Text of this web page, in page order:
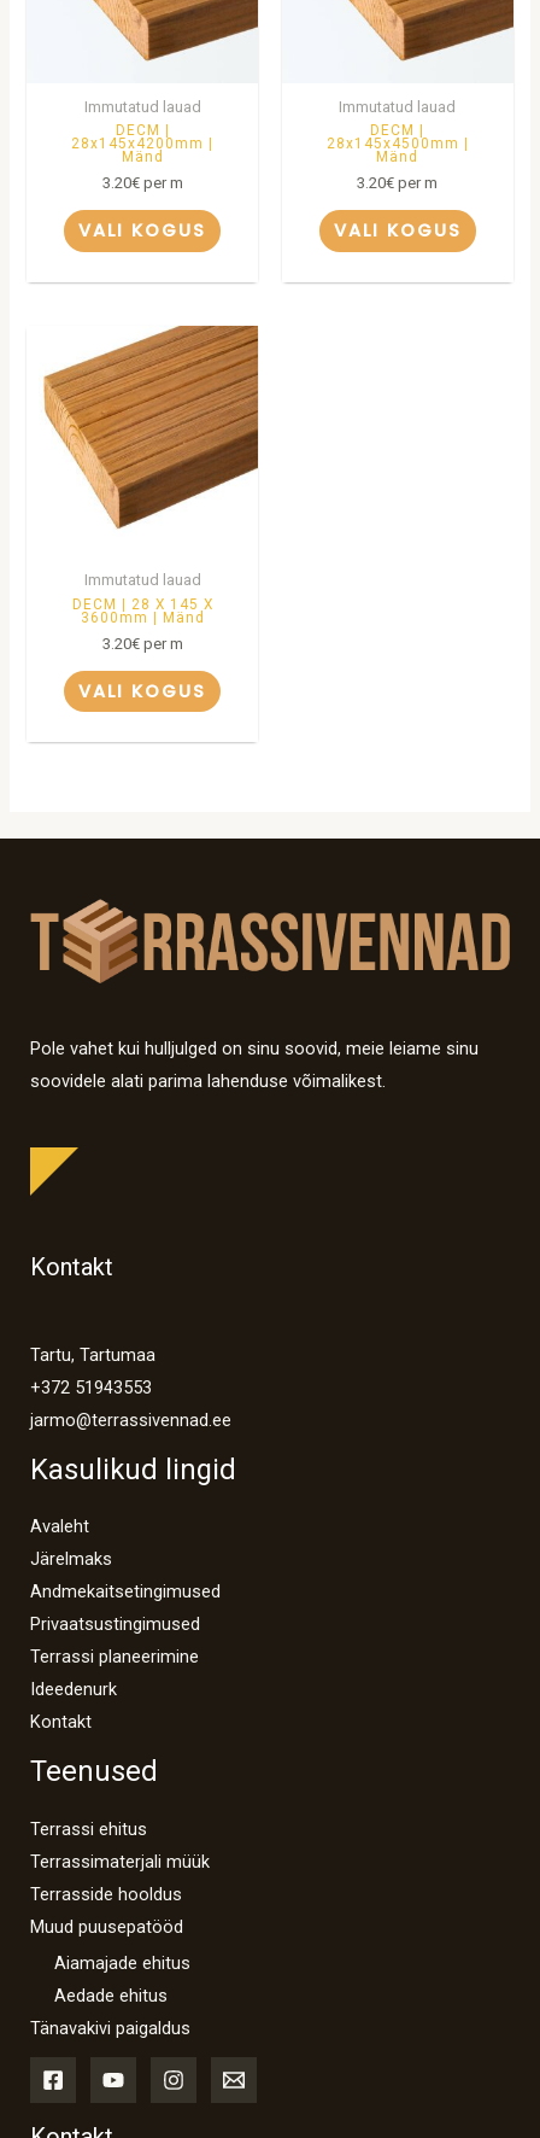
Immutatud lauad
DECM |
28x145x4200mm |
Mänd
3.20€per m
VALI KOGUS
Immutatud lauad
DECM |
28x145x4500mm |
Mänd
3.20€ per m
VALI KOGUS
Immutatud lauad
DECM | 28 X 145 X
3600mm | Mänd
3.20€per m
VALI KOGUS
Pole vahet kui hulljulged on sinu soovid, meie leiame sinu
soovidele alati parima lahenduse võimalikest.
Kontakt
Tartu, Tartumaa
+372 51943553
jarmo@terrassivennad.ee
Kasulikud lingid
Avaleht
Järelmaks
Andmekaitsetingimused
Privaatsustingimused
Terrassi planeerimine
Ideedenurk
Kontakt
Teenused
Terrassi ehitus
Terrassimaterjali müük
Terrasside hooldus
Muud puusepatööd
Aiamajade ehitus
Aedade ehitus
Tänavakivi paigaldus